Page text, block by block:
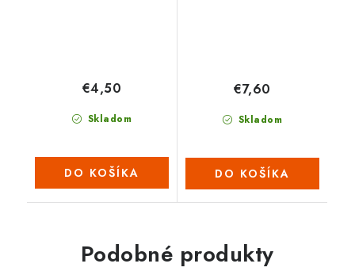
Skladom
€4,50
DO KOŠÍKA
Skladom
€7,60
DO KOŠÍKA
Podobné produkty